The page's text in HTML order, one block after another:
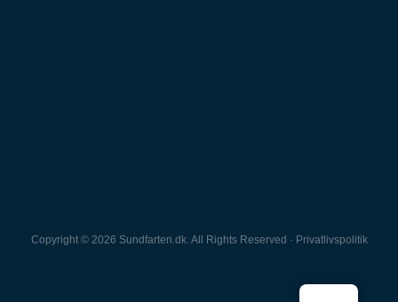
Copyright © 2026 Sundfarten.dk. All Rights Reserved · Privatlivspolitik